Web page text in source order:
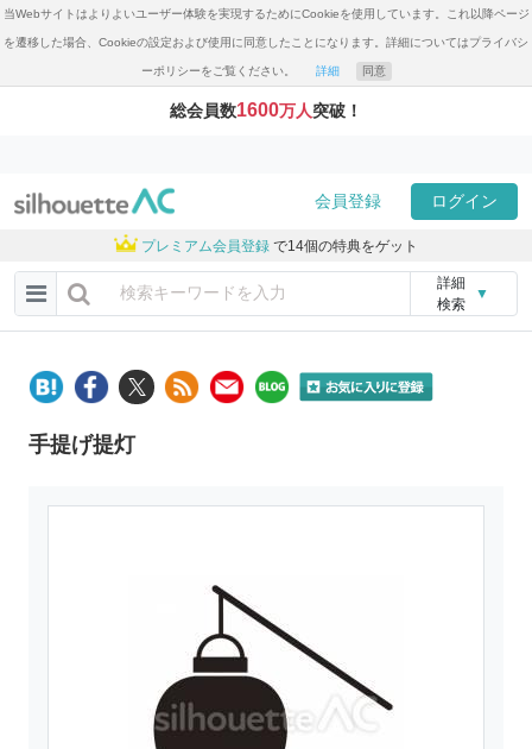
当Webサイトはよりよいユーザー体験を実現するためにCookieを使用しています。これ以降ページ
を遷移した場合、Cookieの設定および使用に同意したことになります。詳細についてはプライバシ
ーポリシーをご覧ください。 詳細 同意
総会員数1600万人突破！
会員登録 ログイン
プレミアム会員登録 で14個の特典をゲット
詳細
検索
▼
手提げ提灯